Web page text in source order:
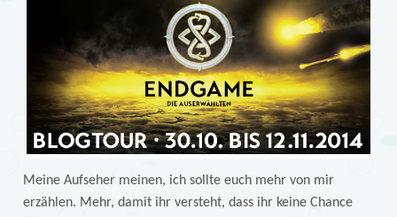
Meine Aufseher meinen, ich sollte euch mehr von mir
erzählen. Mehr, damit ihr versteht, dass ihr keine Chance